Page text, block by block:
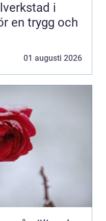
i
en trygg och
01 augusti 2026